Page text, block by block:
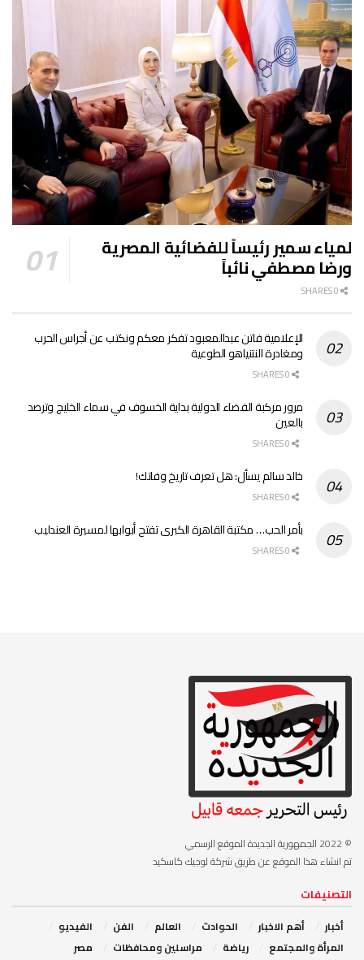
لمياء سمير رئيساً للفضائية المصرية
ورضا مصطفي نائباً
الإعلامية فاتن عبدالمعبود تفكر معكم ونكتب عن أجراس الحرب
ومغادرة النتنياهو الطوعية
مرور مركبة الفضاء الدولية بداية الخسوف في سماء الخليج وترصد
بالعين
خالد سالم يسأل: هل تعرف تاريخ وفاتك!
بأمر الحب… مكتبة القاهرة الكبرى تفتح أبوابها لمسيرة العندليب
© 2022
الجمهورية الجديدة الموقع الرسمي
تم انشاء هذا الموقع عن طريق شركة لوجيك كاسكيد
التصنيفات
أخبار أهم الاخبار ‏الحوادث ‏العالم الفن
‏الفيديو
‏المرأة والمجتمع
رياضة مراسلين ومحافظات مصر